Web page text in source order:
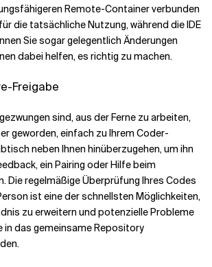
Remote-Container verbunden
die tatsächliche Nutzung, während die IDE
Sie sogar gelegentlich Änderungen
dabei helfen, es richtig zu machen.
Freigabe
sind, aus der Ferne zu arbeiten,
geworden, einfach zu Ihrem Coder-
neben Ihnen hinüberzugehen, um ihn
ein Pairing oder Hilfe beim
Die regelmäßige Überprüfung Ihres Codes
ist eine der schnellsten Möglichkeiten,
zu erweitern und potenzielle Probleme
in das gemeinsame Repository